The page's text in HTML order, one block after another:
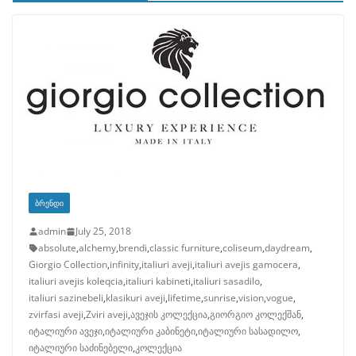
ᲑᲠᲔᲜᲓᲘ
admin
July 25, 2018
absolute,alchemy,brendi,classic furniture,coliseum,daydream,
Giorgio Collection,infinity,italiuri aveji,italiuri avejis gamocera,
italiuri avejis koleqcia,italiuri kabineti,italiuri sasadilo,
italiuri sazinebeli,klasikuri aveji,lifetime,sunrise,vision,vogue,
zvirfasi aveji,Zviri aveji,ავეჯის კოლექცია,გიორგიო კოლექშან,
იტალიური ავეჯი,იტალიური კაბინეტი,იტალიური სასადილო,
იტალიური საძინებელი,კოლექცია